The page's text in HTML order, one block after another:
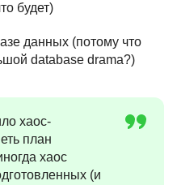
будет)
данных (потому что
database drama?)
хаос-
план
хаос
(и